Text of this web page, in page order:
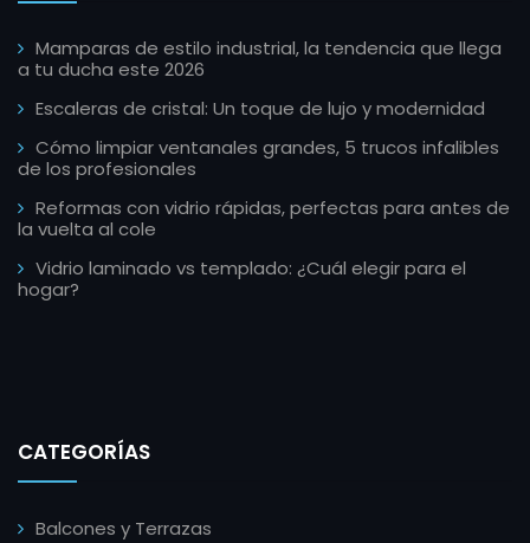
Mamparas de estilo industrial, la tendencia que llega
a tu ducha este 2026
Escaleras de cristal: Un toque de lujo y modernidad
Cómo limpiar ventanales grandes, 5 trucos infalibles
de los profesionales
Reformas con vidrio rápidas, perfectas para antes de
la vuelta al cole
Vidrio laminado vs templado: ¿Cuál elegir para el
hogar?
CATEGORÍAS
Balcones y Terrazas